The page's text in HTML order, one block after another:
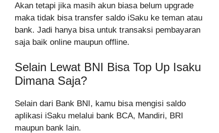
Akan tetapi jika masih akun biasa belum upgrade
maka tidak bisa transfer saldo iSaku ke teman atau
bank. Jadi hanya bisa untuk transaksi pembayaran
saja baik online maupun offline.
Selain Lewat BNI Bisa Top Up Isaku
Dimana Saja?
Selain dari Bank BNI, kamu bisa mengisi saldo
aplikasi iSaku melalui bank BCA, Mandiri, BRI
maupun bank lain.